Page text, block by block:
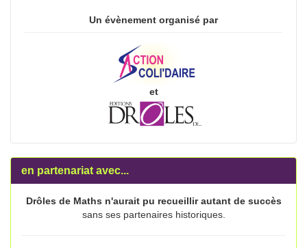
Un évènement organisé par
et
en partenariat avec...
Drôles de Maths n'aurait pu recueillir autant de succès
sans ses partenaires historiques.